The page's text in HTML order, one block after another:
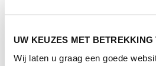
UW KEUZES MET
Wij laten u graag een goede
Cookieverklaring